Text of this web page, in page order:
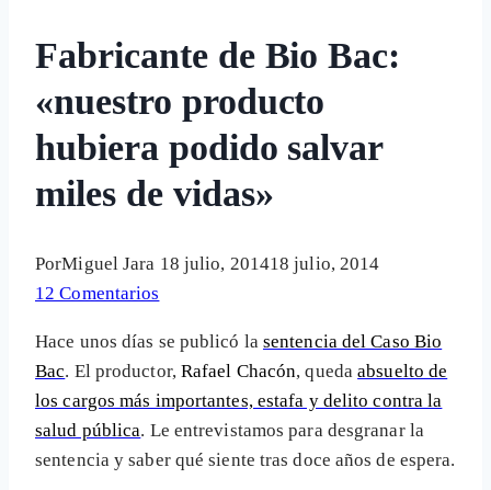
Fabricante de Bio Bac:
«nuestro producto
hubiera podido salvar
miles de vidas»
PorMiguel Jara 18 julio, 201418 julio, 2014
12 Comentarios
Hace unos días se publicó la sentencia del Caso Bio
Bac. El productor, Rafael Chacón, quedaabsuelto de
los cargos más importantes, estafa y delito contra la
salud pública. Le entrevistamos para desgranar la
sentencia y saber qué siente tras doce años de espera.